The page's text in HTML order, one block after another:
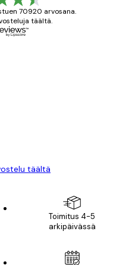
70920 arvosana.
täältä.
täältä
Toimitus 4-5
arkipäivässä